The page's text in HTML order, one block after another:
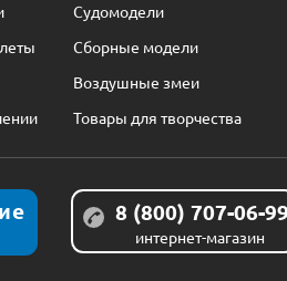
Судомодели
Сборные модели
Воздушные змеи
Товары для творчества
8 (800) 707-06-
интернет-магазин